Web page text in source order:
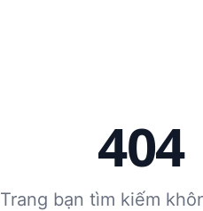
404
Trang bạn tìm kiếm